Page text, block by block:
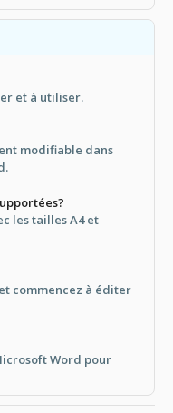
et à utiliser.
modifiable dans
les tailles A4 et
commencez à éditer
Word pour